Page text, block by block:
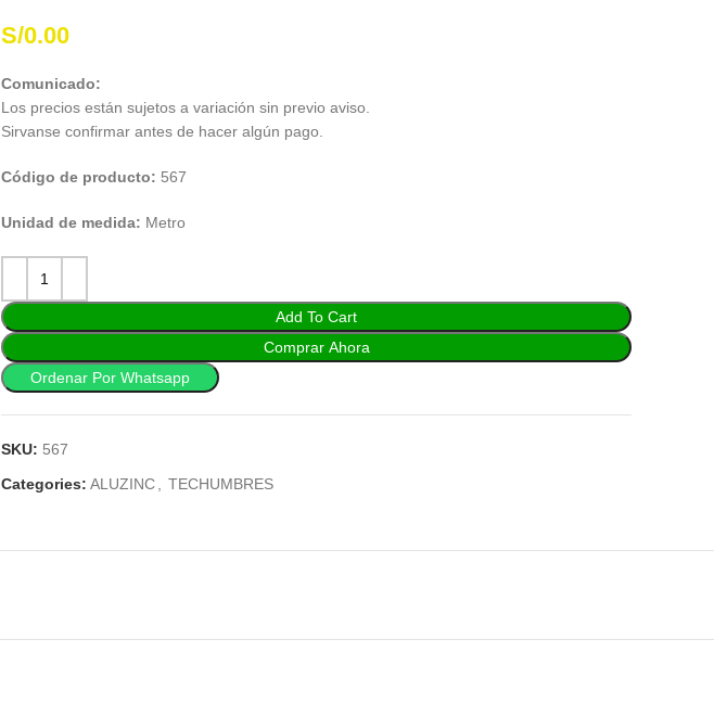
S/0.00
Comunicado:
Los precios están sujetos a variación sin previo aviso.
Sirvanse confirmar antes de hacer algún pago.
Código de producto: 567
Unidad de medida: Metro
Add To Cart
Comprar Ahora
Ordenar Por Whatsapp
SKU: 567
Categories: ALUZINC TECHUMBRES